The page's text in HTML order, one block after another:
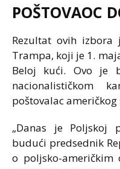
POŠTOVAOC
Rezultat ovih izbora
Trampa, koji je 1.
Beloj kući. Ovo je
nacionalističkom
poštovalac američkog
„Danas je Poljskoj
budući predsednik
o poljsko-